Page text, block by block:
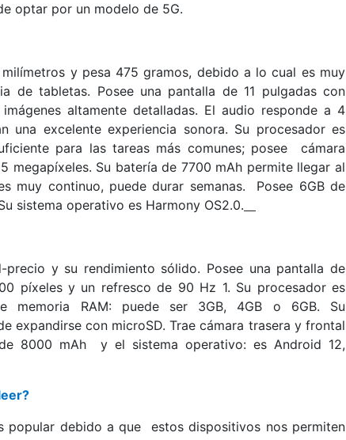
optar por un modelo de 5G.
y pesa 475 gramos, debido a lo cual es muy
de tabletas. Posee una pantalla de 11 pulgadas con
altamente detalladas. El audio responde a 4
una excelente experiencia sonora. Su procesador es
para las tareas más comunes; posee cámara
megapíxeles. Su batería de 7700 mAh permite llegar al
muy continuo, puede durar semanas. Posee 6GB de
sistema operativo es Harmony OS2.0.
y su rendimiento sólido. Posee una pantalla de
píxeles y un refresco de 90 Hz 1. Su procesador es
memoria RAM: puede ser 3GB, 4GB o 6GB. Su
expandirse con microSD. Trae cámara trasera y frontal
8000 mAh y el sistema operativo: es Android 12,
popular debido a que estos dispositivos nos permiten